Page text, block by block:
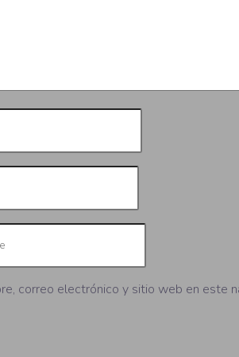
correo electrónico y sitio web en este